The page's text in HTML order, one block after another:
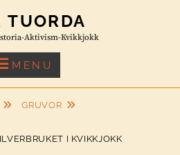
TUORDA
Aktivism-Kvikkjokk
MENU
GRUVOR
I KVIKKJOKK